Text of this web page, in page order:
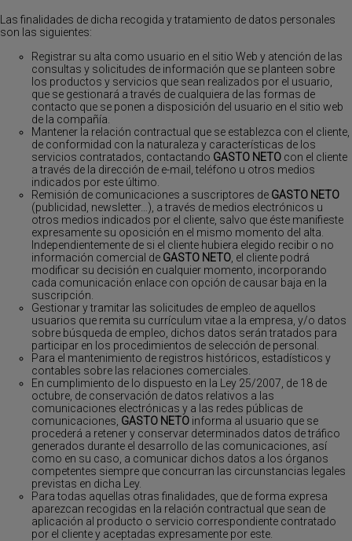
Las finalidades de dicha recogida y tratamiento de datos personales
son las siguientes:
Registrar su alta como usuario en el sitio Web y atención de las
consultas y solicitudes de información que se planteen sobre
los productos y servicios que sean realizados por el usuario,
que se gestionará a través de cualquiera de las formas de
contacto que se ponen a disposición del usuario en el sitio web
de la compañía.
Mantener la relación contractual que se establezca con el cliente,
de conformidad con la naturaleza y características de los
servicios contratados, contactando GASTO NETO con el cliente
a través de la dirección de e-mail, teléfono u otros medios
indicados por este último.
Remisión de comunicaciones a suscriptores de GASTO NETO
(publicidad, newsletter…), a través de medios electrónicos u
otros medios indicados por el cliente, salvo que éste manifieste
expresamente su oposición en el mismo momento del alta.
Independientemente de si el cliente hubiera elegido recibir o no
información comercial de GASTO NETO , el cliente podrá
modificar su decisión en cualquier momento, incorporando
cada comunicación enlace con opción de causar baja en la
suscripción.
Gestionar y tramitar las solicitudes de empleo de aquellos
usuarios que remita su currículum vitae a la empresa, y/o datos
sobre búsqueda de empleo, dichos datos serán tratados para
participar en los procedimientos de selección de personal.
Para el mantenimiento de registros históricos, estadísticos y
contables sobre las relaciones comerciales.
En cumplimiento de lo dispuesto en la Ley 25/2007, de 18 de
octubre, de conservación de datos relativos a las
comunicaciones electrónicas y a las redes públicas de
comunicaciones, GASTO NETO informa al usuario que se
procederá a retener y conservar determinados datos de tráfico
generados durante el desarrollo de las comunicaciones, así
como en su caso, a comunicar dichos datos a los órganos
competentes siempre que concurran las circunstancias legales
previstas en dicha Ley.
Para todas aquellas otras finalidades, que de forma expresa
aparezcan recogidas en la relación contractual que sean de
aplicación al producto o servicio correspondiente contratado
por el cliente y aceptadas expresamente por este.